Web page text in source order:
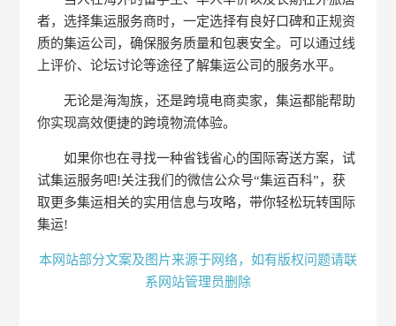
者，选择集运服务商时，一定选择有良好口碑和正规资
质的集运公司，确保服务质量和包裹安全。可以通过线
上评价、论坛讨论等途径了解集运公司的服务水平。
无论是海淘族，还是跨境电商卖家，集运都能帮助
你实现高效便捷的跨境物流体验。
如果你也在寻找一种省钱省心的国际寄送方案，试
试集运服务吧!关注我们的微信公众号“集运百科”，获
取更多集运相关的实用信息与攻略，带你轻松玩转国际
集运!
本网站部分文案及图片来源于网络，如有版权问题请联
系网站管理员删除